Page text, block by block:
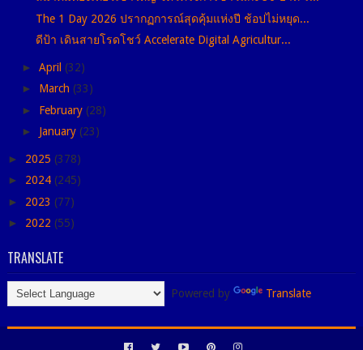
The 1 Day 2026 ปรากฏการณ์สุดคุ้มแห่งปี ช้อปไม่หยุด...
ดีป้า เดินสายโรดโชว์ Accelerate Digital Agricultur...
► April (32)
► March (33)
► February (28)
► January (23)
► 2025 (378)
► 2024 (245)
► 2023 (77)
► 2022 (55)
TRANSLATE
Powered by Translate